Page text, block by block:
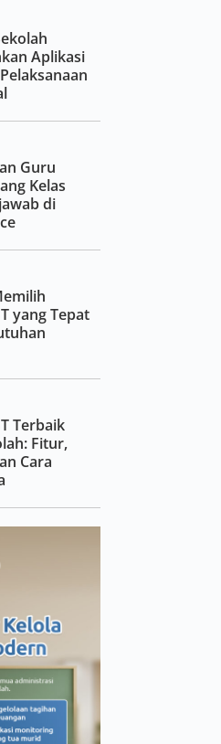
Aplikasi
Guru
Kelas
di
yang Tepat
Terbaik
Fitur,
Cara